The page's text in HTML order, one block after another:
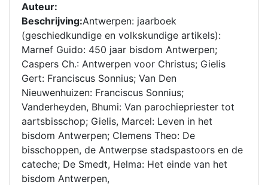
Auteur:
Beschrijving:Antwerpen: jaarboek
(geschiedkundige en volkskundige artikels):
Marnef Guido: 450 jaar bisdom Antwerpen;
Caspers Ch.: Antwerpen voor Christus; Gielis
Gert: Franciscus Sonnius; Van Den
Nieuwenhuizen: Franciscus Sonnius;
Vanderheyden, Bhumi: Van parochiepriester tot
aartsbisschop; Gielis, Marcel: Leven in het
bisdom Antwerpen; Clemens Theo: De
bisschoppen, de Antwerpse stadspastoors en de
cateche; De Smedt, Helma: Het einde van het
bisdom Antwerpen,